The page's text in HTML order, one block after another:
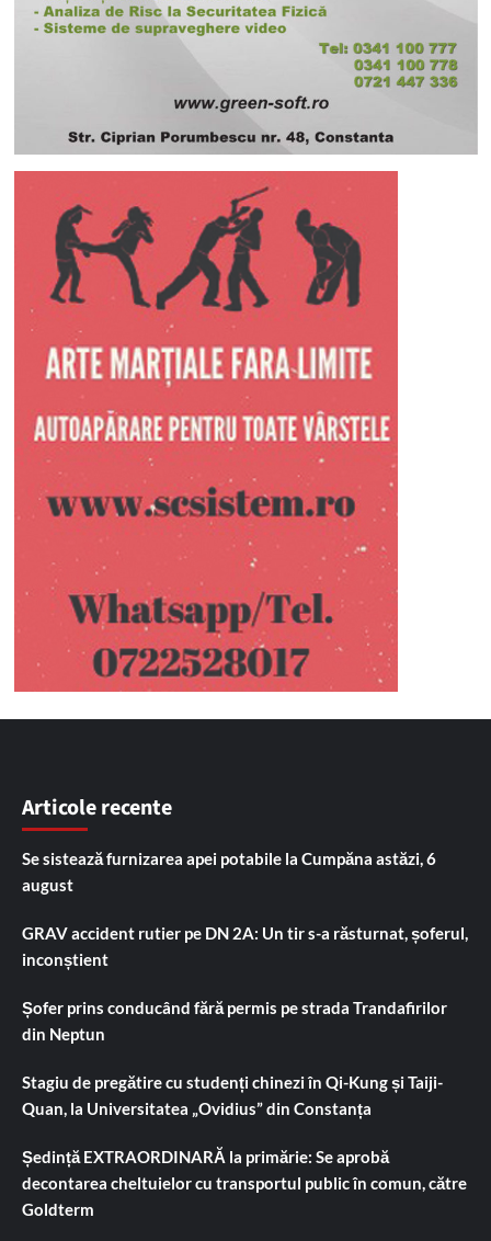
Articole recente
Se sistează furnizarea apei potabile la Cumpăna astăzi, 6
august
GRAV accident rutier pe DN 2A: Un tir s-a răsturnat, șoferul,
inconștient
Șofer prins conducând fără permis pe strada Trandafirilor
din Neptun
Stagiu de pregătire cu studenți chinezi în Qi-Kung și Taiji-
Quan, la Universitatea „Ovidius” din Constanța
Ședință EXTRAORDINARĂ la primărie: Se aprobă
decontarea cheltuielor cu transportul public în comun, către
Goldterm